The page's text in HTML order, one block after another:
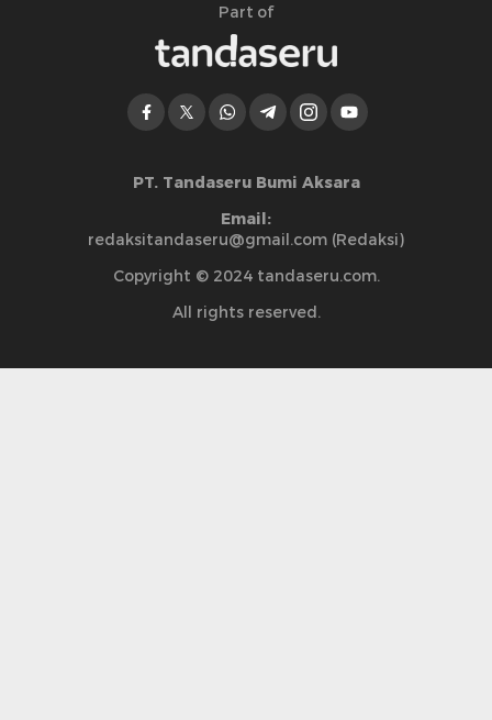
Part of
PT. Tandaseru Bumi Aksara
Email:
redaksitandaseru@gmail.com (Redaksi)
Copyright © 2024 tandaseru.com.
All rights reserved.